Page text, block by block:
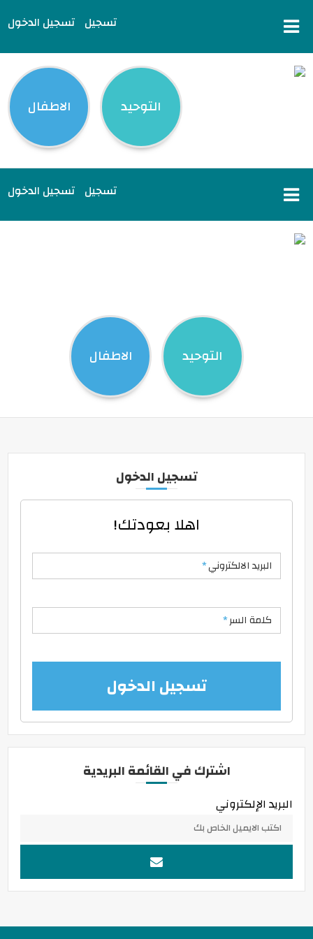
تسجيل تسجيل الدخول
التوحيد الاطفال
تسجيل تسجيل الدخول
التوحيد الاطفال
تسجيل الدخول
اهلا بعودتك!
البريد الالكتروني*
كلمة السر*
تسجيل الدخول
اشترك في القائمة البريدية
البريد الإلكتروني